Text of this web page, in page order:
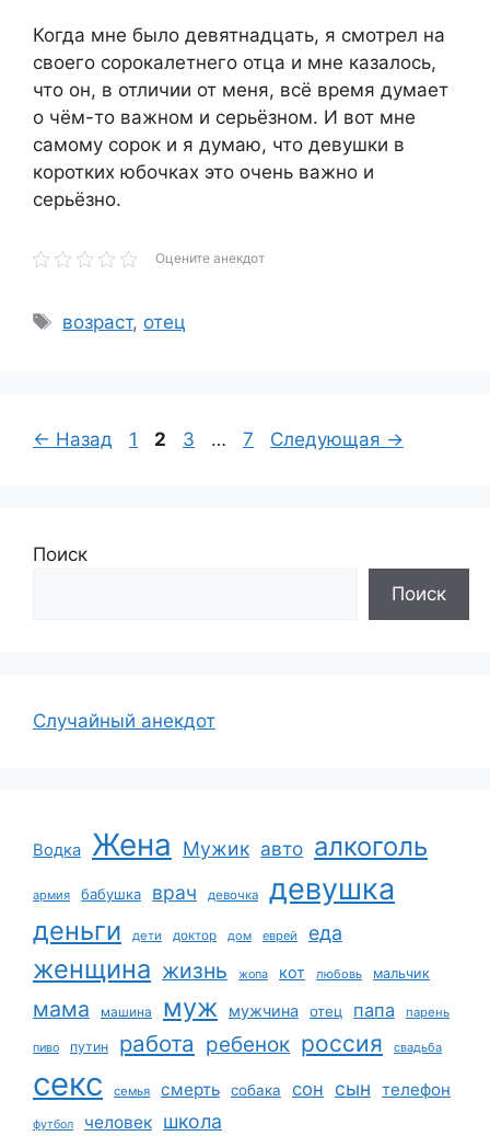
Когда мне было девятнадцать, я смотрел на
своего сорокалетнего отца и мне казалось,
что он, в отличии от меня, всё время думает
о чём-то важном и серьёзном. И вот мне
самому сорок и я думаю, что девушки в
коротких юбочках это очень важно и
серьёзно.
Оцените анекдот
Метки
возраст, отец
← Назад Страница
1 Страница
2 Страница
3 … Страница
7 Следующая →
Поиск
Поиск
Случайный анекдот
Водка Жена Мужик авто алкоголь
армия бабушка врач девочка девушка
деньги дети доктор дом еврей еда
женщина жизнь жопа кот любовь мальчик
мама машина муж мужчина отец папа парень
пиво путин работа ребенок россия свадьба
секс семья смерть собака сон сын телефон
футбол человек школа